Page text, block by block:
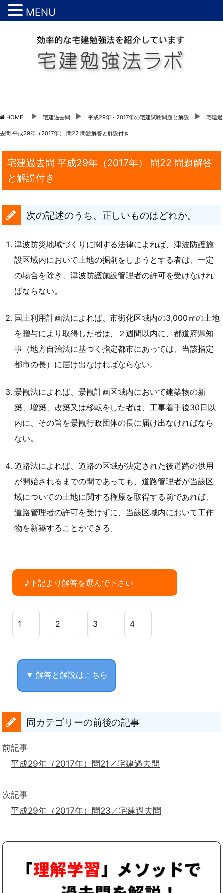
HOME 宅建過去問 平成29年・2017年の宅建試験問題と解説 宅建過
去問 平成29年（2017年） 問22 問題解答と解説付き
宅建過去問 平成29年（2017年） 問22 問題解答
と解説付き
次の記述のうち、正しいものはどれか。
津波防災地域づくりに関する法律によれば、津波防護施
設区域内において土地の掘削をしようとする者は、一定
の場合を除き、津波防護施設管理者の許可を受けなけれ
ばならない。
国土利用計画法によれば、市街化区域内の3,000㎡の土地
を贈与により取得した者は、２週間以内に、都道府県知
事（地方自治法に基づく指定都市にあっては、当該指定
都市の長）に届け出なければならない。
景観法によれば、景観計画区域内において建築物の新
築、増築、改築又は移転をした者は、工事着手後30日以
内に、その旨を景観行政団体の長に届け出なければなら
ない。
道路法によれば、道路の区域が決定された後道路の供用
が開始されるまでの間であっても、道路管理者が当該区
域についての土地に関する権原を取得する前であれば、
道路管理者の許可を受けずに、当該区域内において工作
物を新築することができる。
♪下記より解答を選んで下さい
1 2 3 4
▼ 解答と解説はこちら
同カテゴリーの前後の記事
前記事
平成29年（2017年）問21／宅建過去問
次記事
平成29年（2017年）問23／宅建過去問
MENU